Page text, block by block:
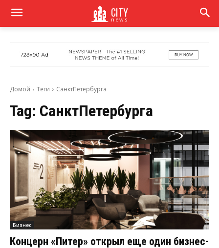
CITY
news
Домой Теги СанктПетербурга
Tag: СанктПетербурга
Бизнес
Концерн «Питер» открыл еще один бизнес-